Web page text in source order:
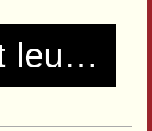
Les communistes de Pierre Bénite et leurs amis !